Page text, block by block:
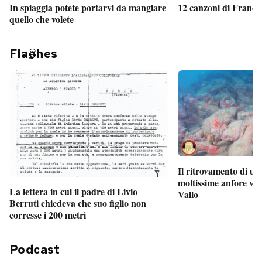
In spiaggia potete portarvi da mangiare
quello che volete
12 canzoni di
Fla hes
La lettera in cui il padre di Livio
Berruti chiedeva che suo figlio non
corresse i 200 metri
Il ritrovamento di
moltissime anfore
Vallo
Podcast